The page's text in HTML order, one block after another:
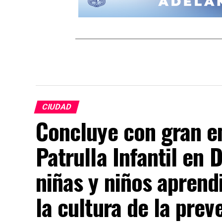
CIUDAD
Concluye con gran
Patrulla Infantil en
niñas y niños
la cultura de la